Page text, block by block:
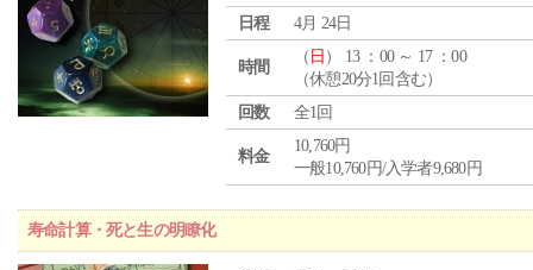
日程
4月 24日
時間
（ 日 ） 13 ：00 ～ 17 ：00
（休憩20分1回含む）
回数
全1回
料金
10,760円
一般10,760円/入学者9,680円
寿命計算・死と生の明瞭化